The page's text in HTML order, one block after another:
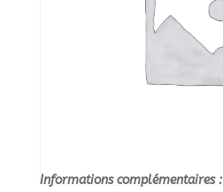
Informations complémentaires :